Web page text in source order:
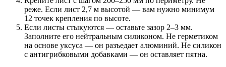
реже. Если лист 2,7 м высотой — вам нужно минимум
12 точек крепления по высоте.
Если листы стыкуются — оставьте зазор 2–3 мм.
Заполните его нейтральным силиконом. Не герметиком
на основе уксуса — он разъедает алюминий. Не силикон
с антигрибковыми добавками — он оставляет пятна.